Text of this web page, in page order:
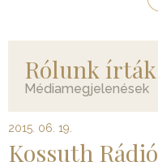
Rólunk írták
Médiamegjelenések
2015. 06. 19.
Kossuth